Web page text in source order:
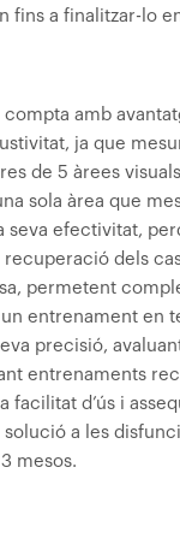
fins a finalitzar-lo
compta amb
ja que
de 5 àrees
sola àrea que
seva efectivitat,
recuperació dels
permetent
entrenament en
precisió,
entrenaments
facilitat d’ús i
a les
mesos.